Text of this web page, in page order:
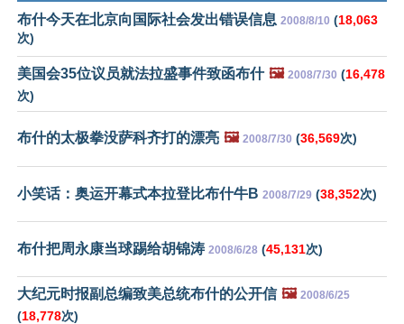
布什今天在北京向国际社会发出错误信息 2008/8/10 (18,063
次)
美国会35位议员就法拉盛事件致函布什 🖼️ 2008/7/30 (16,478
次)
布什的太极拳没萨科齐打的漂亮 🖼️ 2008/7/30 (36,569次)
小笑话：奥运开幕式本拉登比布什牛B 2008/7/29 (38,352次)
布什把周永康当球踢给胡锦涛 2008/6/28 (45,131次)
大纪元时报副总编致美总统布什的公开信 🖼️ 2008/6/25
(18,778次)